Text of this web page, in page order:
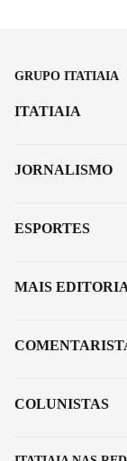
GRUPO ITATIAIA
ITATIAIA
JORNALISMO
ESPORTES
MAIS
COLUNISTAS